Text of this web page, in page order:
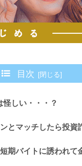
目次
しい・・・？
とマッチしたら投資
期バイトに誘われて